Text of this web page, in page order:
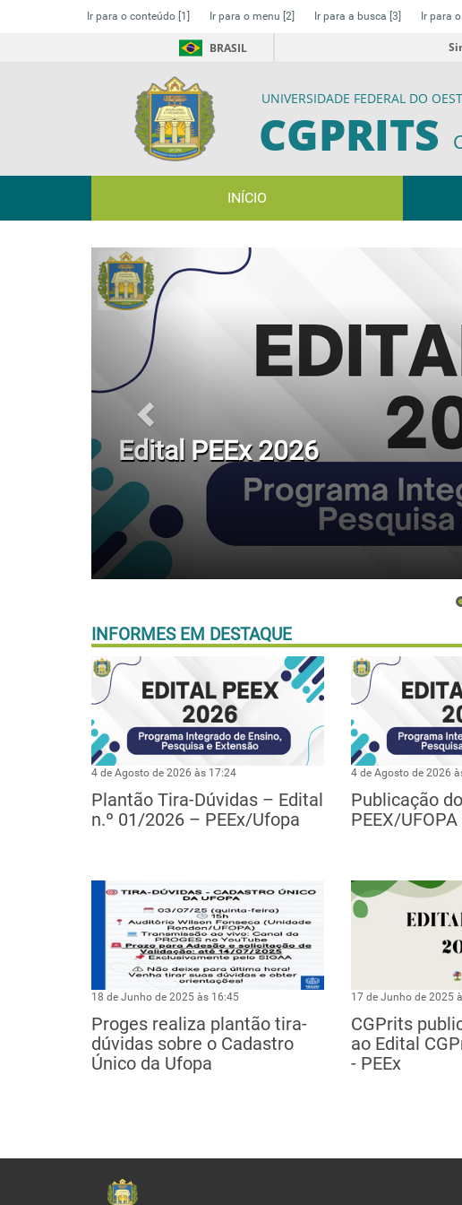
Ir para o conteúdo [1] Ir para o menu [2] Ir para a busca [3] Ir para
BRASIL
UNIVERSIDADE FEDERAL DO
CGPRITS
INÍCIO
Edital PEEx 2026
Previous
INFORMES EM DESTAQUE
4 de Agosto de 2026 às 17:24
Plantão Tira-Dúvidas – Edital
n.º 01/2026 – PEEx/Ufopa
4 de Agosto de 2026
Publicação
PEEX/
18 de Junho de 2025 às 16:45
Proges realiza plantão tira-
dúvidas sobre o Cadastro
Único da Ufopa
17 de Junho de 2025
CGPrits
ao Edital
- PEEx